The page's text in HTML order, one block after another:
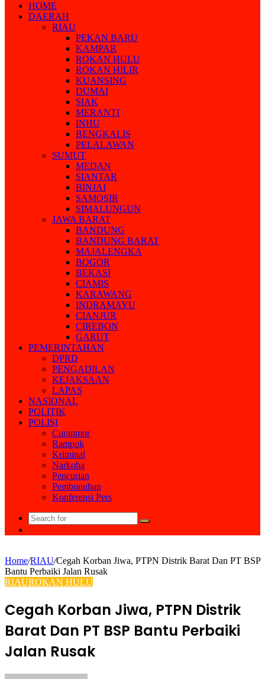
HOME
DAERAH
RIAU
PEKAN BARU
KAMPAR
ROKAN HULU
ROKAN HILIR
KUANSING
DUMAI
SIAK
MERANTI
INHU
BENGKALIS
PELALAWAN
SUMUT
MEDAN
SIANTAR
BINJAI
SAMOSIR
SIMALUNGUN
JAWA BARAT
BANDUNG
BANDUNG BARAT
MAJALENGKA
BOGOR
BEKASI
CIAMIS
KARAWANG
INDRAMAYU
CIANJUR
CIREBON
GARUT
PEMERINTAHAN
DPRD
PENGADILAN
KEJAKSAAN
LAPAS
NASIONAL
POLITIK
POLISI
Curanmor
Rampok
Kriminal
Narkoba
Pencurian
Pembunuhan
Konferensi Pers
Search
for
Home/RIAU/Cegah Korban Jiwa, PTPN Distrik Barat Dan PT BSP
Bantu Perbaiki Jalan Rusak
RIAUROKAN HULU
Cegah Korban Jiwa, PTPN Distrik
Barat Dan PT BSP Bantu Perbaiki
Jalan Rusak